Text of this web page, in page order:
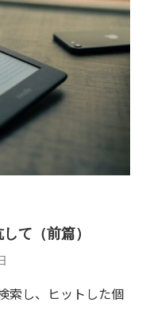
て（前篇）
索し、ヒットした個